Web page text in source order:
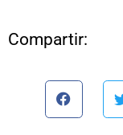
Compartir: